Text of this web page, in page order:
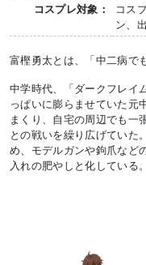
コスプレ対象：
コス
ン、
富樫勇太とは、「中二病で
中学時代、「ダークフレイ
っぱいに膨らませていた元
まくり、自宅の周辺でも一
との戦いを繰り広げていた
め、モデルガンや鉤爪など
入れの肥やしと化している。